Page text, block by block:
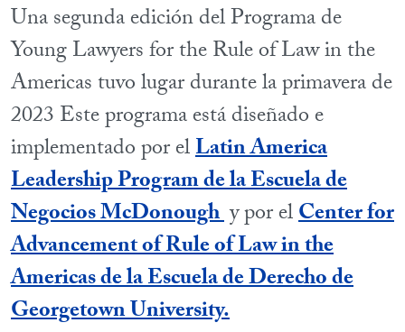
Una segunda edición del Programa de
Young Lawyers for the Rule of Law in the
Americas tuvo lugar durante la primavera de
2023 Este programa está diseñado e
implementado por elLatin America
Leadership Program de la Escuela de
Negocios McDonoughy por elCenter for
Advancement of Rule of Law in the
Americas de la Escuela de Derecho de
Georgetown University.